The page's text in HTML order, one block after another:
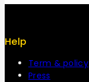
Help
Term & policy
Press